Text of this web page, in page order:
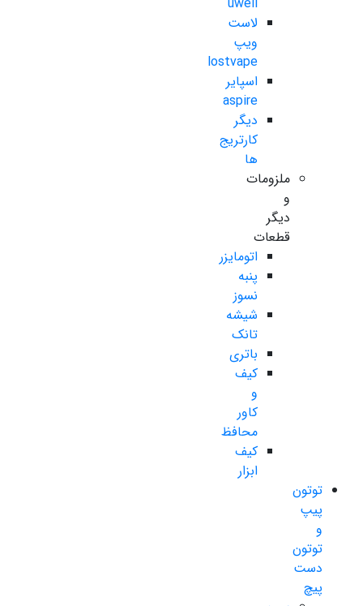
لاست
ویپ
lostvape
اسپایر
aspire
دیگر
کارتریج
ها
ملزومات
و
دیگر
قطعات
اتومایزر
پنبه
نسوز
شیشه
تانک
باتری
کیف
و
کاور
محافظ
کیف
ابزار
توتون
پیپ
و
توتون
دست
پیچ